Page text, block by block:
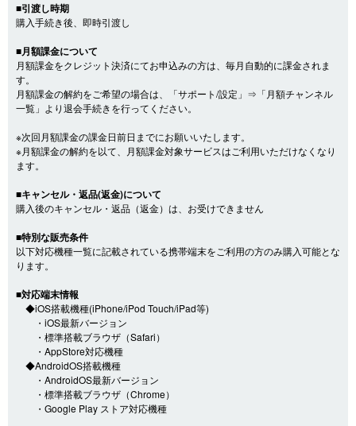
■引渡し時期
購入手続き後、即時引渡し
■月額課金について
月額課金をクレジット決済にてお申込みの方は、毎月自動的に課金されま
す。
月額課金の解約をご希望の場合は、「サポート/設定」⇒「月額チャンネル
一覧」より退会手続きを行ってください。
※次回月額課金の課金日前日までにお願いいたします。
※月額課金の解約を以て、月額課金対象サービスはご利用いただけなくなり
ます。
■キャンセル・返品(返金)について
購入後のキャンセル・返品（返金）は、お受けできません
■特別な販売条件
以下対応機種一覧に記載されている携帯端末をご利用の方のみ購入可能とな
ります。
■対応端末情報
◆iOS搭載機種(iPhone/iPod Touch/iPad等)
・iOS最新バージョン
・標準搭載ブラウザ（Safari）
・AppStore対応機種
◆AndroidOS搭載機種
・AndroidOS最新バージョン
・標準搭載ブラウザ（Chrome）
・Google Play ストア対応機種